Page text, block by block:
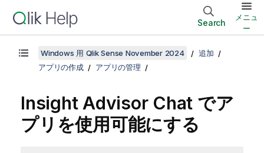
Search
メニュ
ー
Windows 用 Qlik Sense November 2024
追加
アプリの作成
アプリの管理
Insight Advisor Chat でア
プリを使用可能にする